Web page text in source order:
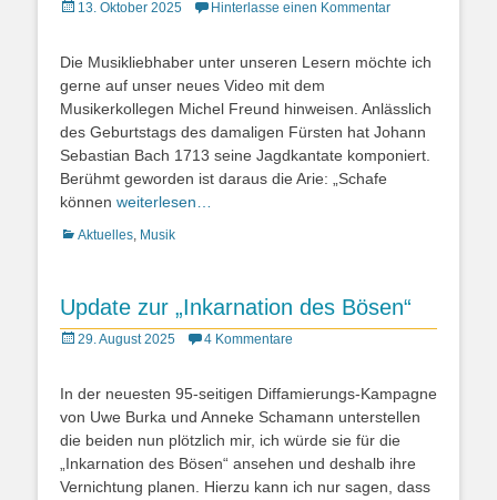
Posted
13. Oktober 2025 Hinterlasse einen Kommentar
Die Musikliebhaber unter unseren Lesern möchte ich
gerne auf unser neues Video mit dem
Musikerkollegen Michel Freund hinweisen. Anlässlich
des Geburtstags des damaligen Fürsten hat Johann
Sebastian Bach 1713 seine Jagdkantate komponiert.
Berühmt geworden ist daraus die Arie: „Schafe
können weiterlesen…
Kategorien
Aktuelles, Musik
Update zur „Inkarnation des Bösen“
Posted
29. August 2025 4 Kommentare
In der neuesten 95-seitigen Diffamierungs-Kampagne
von Uwe Burka und Anneke Schamann unterstellen
die beiden nun plötzlich mir, ich würde sie für die
„Inkarnation des Bösen“ ansehen und deshalb ihre
Vernichtung planen. Hierzu kann ich nur sagen, dass